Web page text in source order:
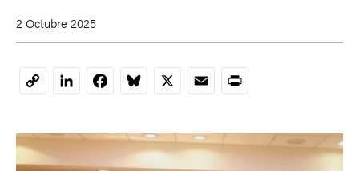
2 Octubre 2025
CopyLinkedInFacebookBluesky
X EmailPrint